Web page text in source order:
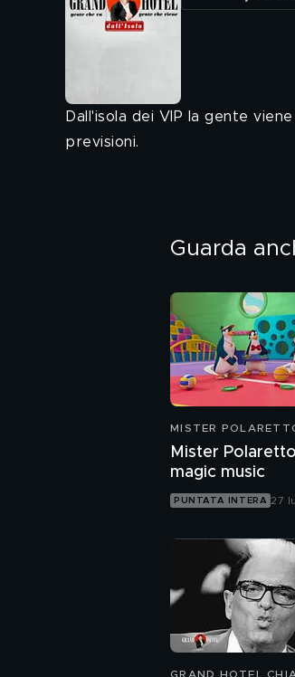
Dall'isola dei VIP la gente
previsioni.
Guarda
MISTER
Mister
magic music
PUNTATA INTERA 27
GRAND HOTEL